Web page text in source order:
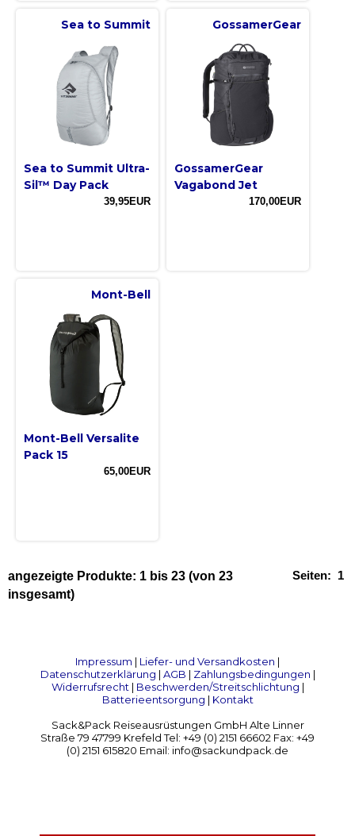
Sea to Summit
Sea to Summit Ultra-
Sil™ Day Pack
39,95EUR
GossamerGear
GossamerGear
Vagabond Jet
170,00EUR
Mont-Bell
Mont-Bell Versalite
Pack 15
65,00EUR
Seiten: 1
angezeigte Produkte: 1 bis 23 (von 23
insgesamt)
Impressum | Liefer- und Versandkosten |
Datenschutzerklärung | AGB | Zahlungsbedingungen |
Widerrufsrecht | Beschwerden/Streitschlichtung |
Batterieentsorgung | Kontakt
Sack&Pack Reiseausrüstungen GmbH Alte Linner
Straße 79 47799 Krefeld Tel: +49 (0) 2151 66602 Fax: +49
(0) 2151 615820 Email: info@sackundpack.de